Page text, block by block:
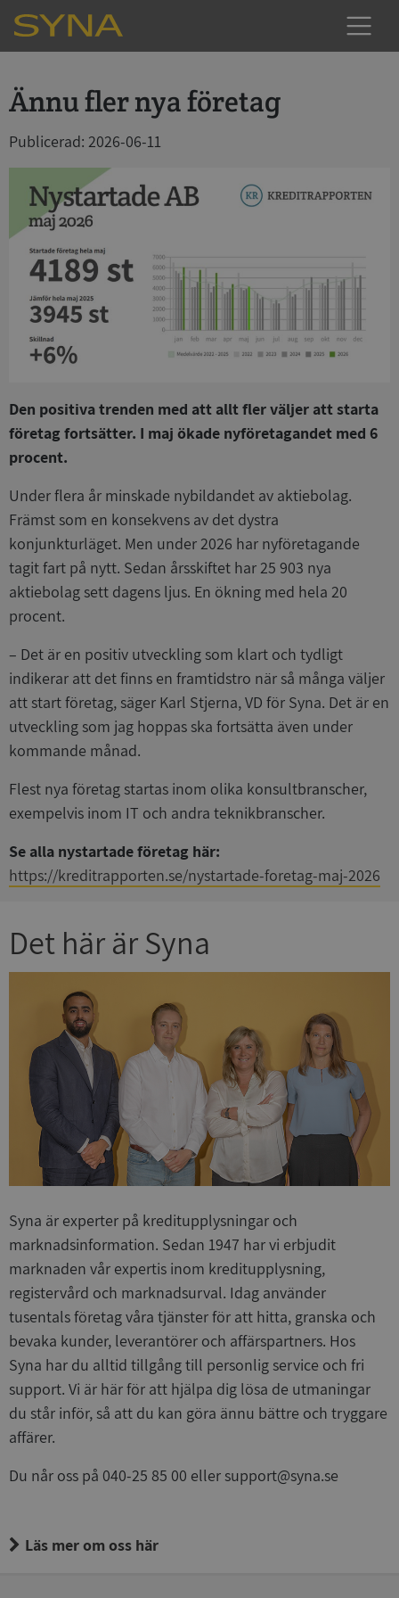
Ännu fler nya företag
Publicerad: 2026-06-11
Den positiva trenden med att allt fler väljer att starta
företag fortsätter. I maj ökade nyföretagandet med 6
procent.
Under flera år minskade nybildandet av aktiebolag.
Främst som en konsekvens av det dystra
konjunkturläget. Men under 2026 har nyföretagande
tagit fart på nytt. Sedan årsskiftet har 25 903 nya
aktiebolag sett dagens ljus. En ökning med hela 20
procent.
– Det är en positiv utveckling som klart och tydligt
indikerar att det finns en framtidstro när så många väljer
att start företag, säger Karl Stjerna, VD för Syna. Det är en
utveckling som jag hoppas ska fortsätta även under
kommande månad.
Flest nya företag startas inom olika konsultbranscher,
exempelvis inom IT och andra teknikbranscher.
Se alla nystartade företag här:
https://kreditrapporten.se/nystartade-foretag-maj-2026
Det här är Syna
Syna är experter på kreditupplysningar och
marknadsinformation. Sedan 1947 har vi erbjudit
marknaden vår expertis inom kreditupplysning,
registervård och marknadsurval. Idag använder
tusentals företag våra tjänster för att hitta, granska och
bevaka kunder, leverantörer och affärspartners. Hos
Syna har du alltid tillgång till personlig service och fri
support. Vi är här för att hjälpa dig lösa de utmaningar
du står inför, så att du kan göra ännu bättre och tryggare
affärer.
Du når oss på 040-25 85 00 eller support@syna.se
Läs mer om oss här